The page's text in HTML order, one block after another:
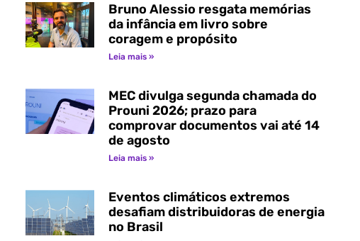
Bruno Alessio resgata memórias
da infância em livro sobre
coragem e propósito
Leia mais »
MEC divulga segunda chamada do
Prouni 2026; prazo para
comprovar documentos vai até 14
de agosto
Leia mais »
Eventos climáticos extremos
desafiam distribuidoras de energia
no Brasil